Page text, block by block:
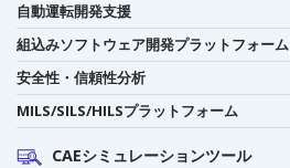
自動運転開発支援
組込みソフトウェア開発プラットフォーム
安全性・信頼性分析
MILS/SILS/HILSプラットフォーム
CAEシミュレーションツール